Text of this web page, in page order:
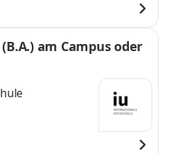
am Campus oder